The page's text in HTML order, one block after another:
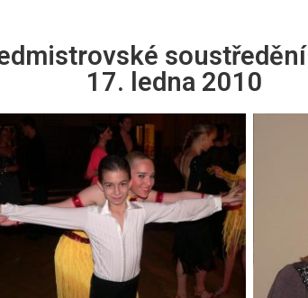
17. ledna 2010